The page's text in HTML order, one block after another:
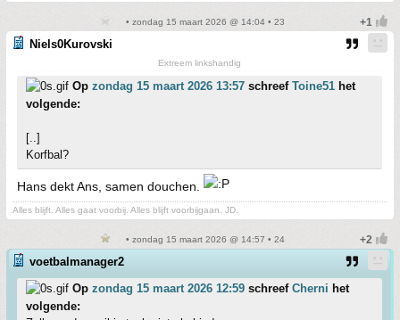
• zondag 15 maart 2026 @ 14:04 • 23
Niels0Kurovski
Extreem linkshandig
Op zondag 15 maart 2026 13:57 schreef Toine51 het
volgende:
[..]
Korfbal?
Hans dekt Ans, samen douchen.
Alles blijft. Alles gaat voorbij. Alles blijft voorbijgaan. JD.
• zondag 15 maart 2026 @ 14:57 • 24
voetbalmanager2
Op zondag 15 maart 2026 12:59 schreef Cherni het
volgende: